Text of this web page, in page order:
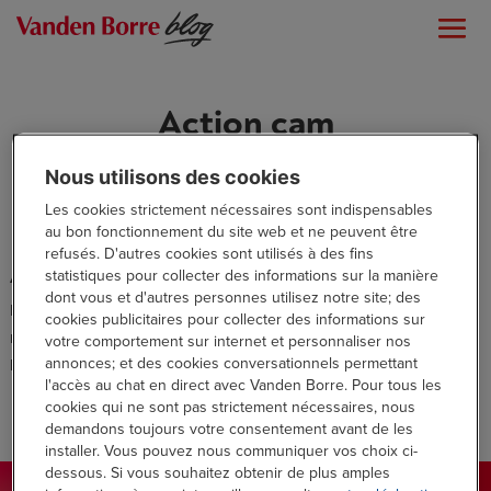
Action cam
Aucun résultat
La page demandée est introuvable. Essayez d'affiner votre
recherche ou utilisez le panneau de navigation ci-dessus pour
localiser l'article.
Nous utilisons des cookies
Les cookies strictement nécessaires sont indispensables
au bon fonctionnement du site web et ne peuvent être
refusés. D'autres cookies sont utilisés à des fins
statistiques pour collecter des informations sur la manière
dont vous et d'autres personnes utilisez notre site; des
cookies publicitaires pour collecter des informations sur
votre comportement sur internet et personnaliser nos
annonces; et des cookies conversationnels permettant
l'accès au chat en direct avec Vanden Borre. Pour tous les
cookies qui ne sont pas strictement nécessaires, nous
demandons toujours votre consentement avant de les
installer. Vous pouvez nous communiquer vos choix ci-
dessous. Si vous souhaitez obtenir de plus amples